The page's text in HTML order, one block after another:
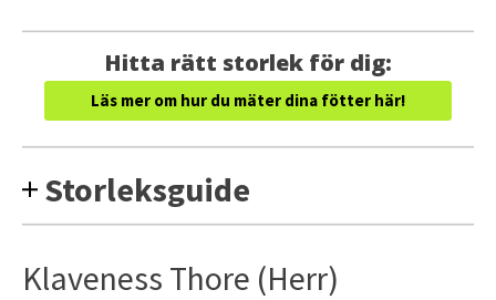
Hitta rätt storlek för dig:
Läs mer om hur du mäter dina fötter här!
Storleksguide
Klaveness Thore (Herr)